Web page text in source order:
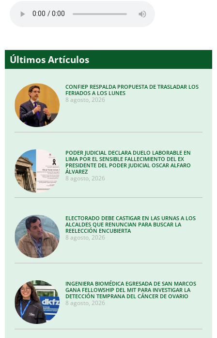
Últimos Artículos
CONFIEP RESPALDA PROPUESTA DE TRASLADAR LOS
FERIADOS A LOS LUNES
8 agosto, 2026
PODER JUDICIAL DECLARA DUELO LABORABLE EN
LIMA POR EL SENSIBLE FALLECIMIENTO DEL EX
PRESIDENTE DEL PODER JUDICIAL OSCAR ALFARO
ÁLVAREZ
8 agosto, 2026
ELECTORADO DEBE CASTIGAR EN LAS URNAS A LOS
ALCALDES QUE RENUNCIAN PARA BUSCAR LA
REELECCIÓN ENCUBIERTA
8 agosto, 2026
INGENIERA BIOMÉDICA EGRESADA DE SAN MARCOS
GANA FELLOWSHIP DEL MIT PARA INVESTIGAR LA
DETECCIÓN TEMPRANA DEL CÁNCER DE OVARIO
8 agosto, 2026